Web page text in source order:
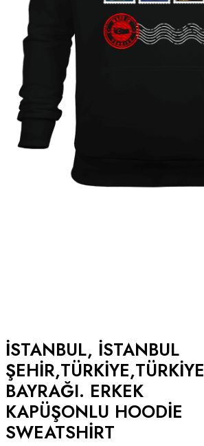
ISTANBUL, ISTANBUL
ŞEHIR,TÜRKIYE,TÜRKIYE
BAYRAĞI. ERKEK
KAPÜŞONLU HOODIE
SWEATSHIRT